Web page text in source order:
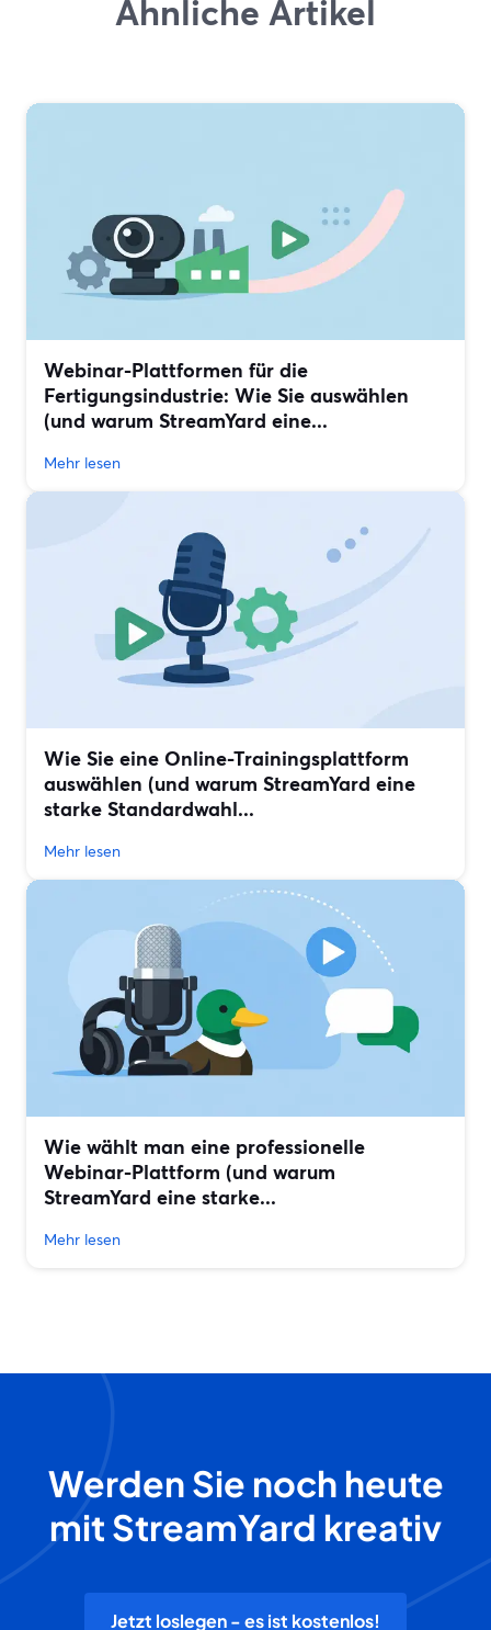
Ähnliche Artikel
Webinar-Plattformen für die
Fertigungsindustrie: Wie Sie auswählen
(und warum StreamYard eine...
Mehr lesen
Wie Sie eine Online-Trainingsplattform
auswählen (und warum StreamYard eine
starke Standardwahl...
Mehr lesen
Wie wählt man eine professionelle
Webinar-Plattform (und warum
StreamYard eine starke...
Mehr lesen
Werden Sie noch heute
mit StreamYard kreativ
Jetzt loslegen - es ist kostenlos!